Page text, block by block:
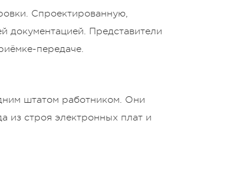
Спроектированную,
документацией. Представители
передаче.
штатом работником. Они
из строя электронных плат и